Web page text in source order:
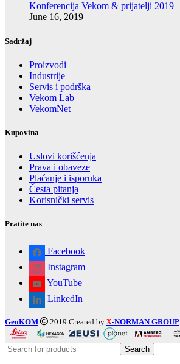
Konferencija Vekom & prijatelji 2019
June 16, 2019
Sadržaj
Proizvodi
Industrije
Servis i podrška
Vekom Lab
VekomNet
Kupovina
Uslovi korišćenja
Prava i obaveze
Plaćanje i isporuka
Česta pitanja
Korisnički servis
Pratite nas
Facebook
Instagram
YouTube
LinkedIn
GeoKOM 2019 Created by X-NORMAN GROUP
Search